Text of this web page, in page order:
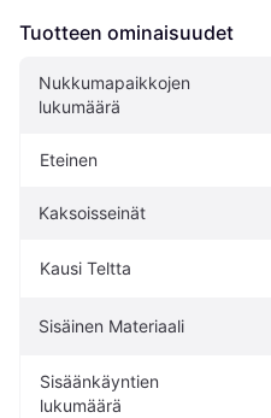
Tuotteen ominaisuudet
Nukkumapaikkojen
lukumäärä
Eteinen
Kaksoisseinät
Kausi Teltta
Sisäinen Materiaali
Sisäänkäyntien
lukumäärä